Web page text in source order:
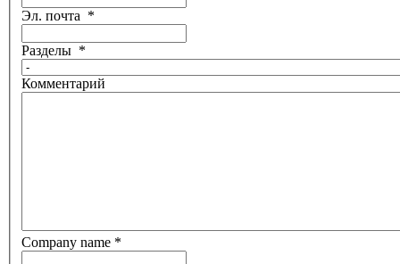
Эл. почта *
Разделы *
Комментарий
Company name *